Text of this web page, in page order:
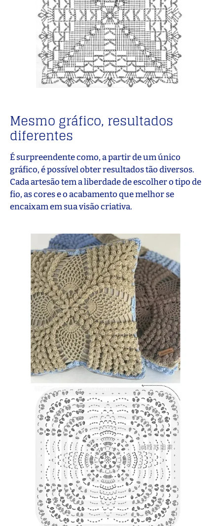
Mesmo gráfico, resultados
diferentes
É surpreendente como, a partir de um único
gráfico, é possível obter resultados tão diversos.
Cada artesão tem a liberdade de escolher o tipo de
fio, as cores e o acabamento que melhor se
encaixam em sua visão criativa.